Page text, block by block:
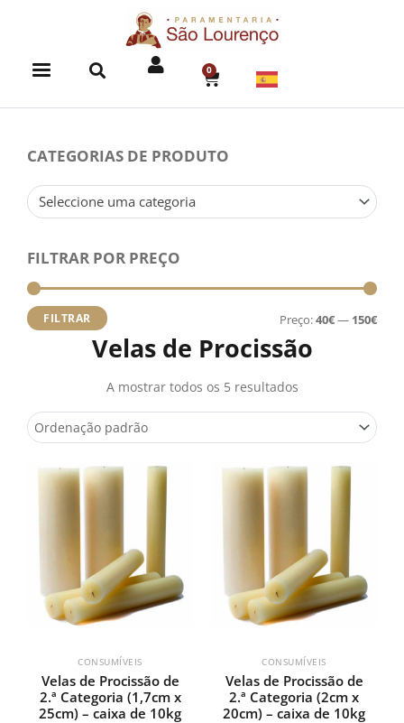
0
CART
CATEGORIAS DE PRODUTO
Seleccione uma categoria
FILTRAR POR PREÇO
FILTRAR Preço:40€— 150€
Velas de Procissão
A mostrar todos os 5 resultados
CONSUMÍVEIS
Velas de Procissão de
2.ª Categoria (1,7cm x
25cm) – caixa de 10kg
CONSUMÍVEIS
Velas de Procissão de
2.ª Categoria (2cm x
20cm) – caixa de 10kg